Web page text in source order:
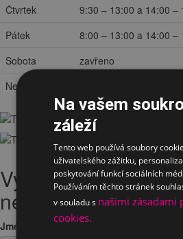
Čtvrtek
9:30 – 13:00 a 14:00 –
Pátek
8:00 – 13:00 a 14:00 –
Sobota
zavřeno
Neděle
Vyplněte Vaši
nebo zapůjčeni
Jméno / Firma *
Na vašem
záleží
Tento web používá soubory
uživatelského zážitku,
poskytování funkcí sociálních
Používáním těchto stránek
v souladu s našimi zásadami
cookies.